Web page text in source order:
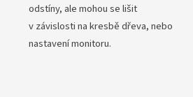
odstíny, ale mohou se lišit
v závislosti na kresbě dřeva, nebo
nastavení monitoru.